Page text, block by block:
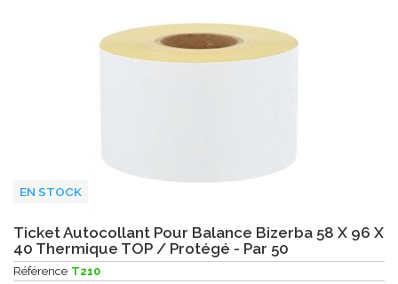
EN STOCK
Ticket Autocollant Pour Balance Bizerba 58 X 96 X
40 Thermique TOP / Protégé - Par 50
Référence T210